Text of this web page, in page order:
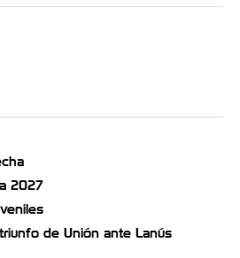
2027
de Unión ante Lanús